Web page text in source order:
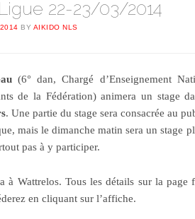
22-23/03/2014
BY AIKIDO NLS
(6° dan, Chargé d’Enseignement
de la Fédération) animera un stage
. Une partie du stage sera consacrée au
mais le dimanche matin sera un stage
pas à y participer.
à Wattrelos. Tous les détails sur la page
en cliquant sur l’affiche.